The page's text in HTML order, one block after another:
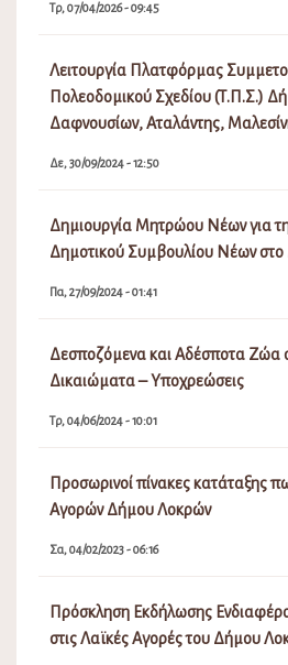
Τρ, 07/04/2026 - 09:45
Λειτουργία Πλατφόρμας
Πολεοδομικού Σχεδίου (Τ.Π.Σ.)
Δαφνουσίων, Αταλάντης,
Δε, 30/09/2024 - 12:50
Δημιουργία Μητρώου Νέων για
Δημοτικού Συμβουλίου Νέων
Πα, 27/09/2024 - 01:41
Δεσποζόμενα και Αδέσποτα Ζώα
Δικαιώματα – Υποχρεώσεις
Τρ, 04/06/2024 - 10:01
Προσωρινοί πίνακες κατάταξης
Αγορών Δήμου Λοκρών
Σα, 04/02/2023 - 06:16
Πρόσκληση Εκδήλωσης
στις Λαϊκές Αγορές του Δήμου